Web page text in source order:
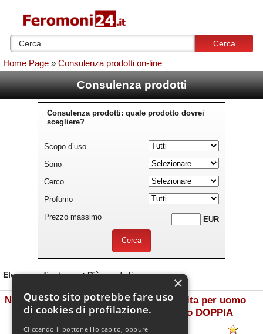
Cerca
Home Page » Consulenza prodotti on-line
Consulenza prodotti
Consulenza prodotti: quale prodotto dovrei
scegliere?
Scopo d’uso
Sono
Cerco
Profumo
Prezzo massimo
EUR
Elenco ordinato per: Più venduti
NPA per Donna 5 ml - New
Phero Additive - neutro
Andro Vita per uomo
neutro DOPPIA
CONCENTRAZIONE Edizio
Questo sito potrebbe fare uso
di cookies di profilazione.
Cliccando il bottone Ho capito, oppure
×